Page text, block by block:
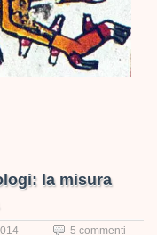
la misura
5 commenti